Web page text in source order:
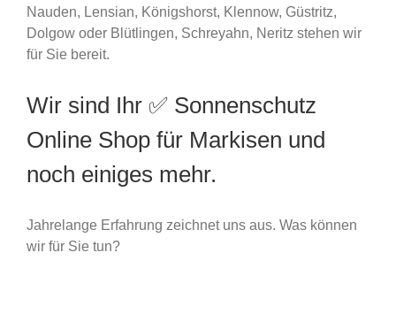
Nauden, Lensian, Königshorst, Klennow, Güstritz,
Dolgow oder Blütlingen, Schreyahn, Neritz stehen wir
für Sie bereit.
Wir sind Ihr ✅ Sonnenschutz
Online Shop für Markisen und
noch einiges mehr.
Jahrelange Erfahrung zeichnet uns aus. Was können
wir für Sie tun?